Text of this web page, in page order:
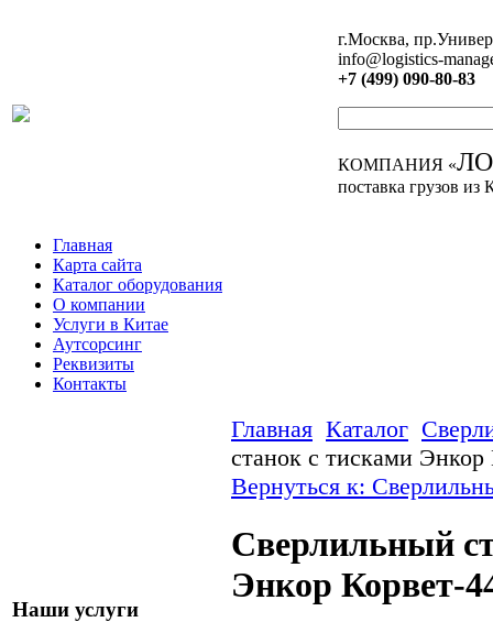
г.Москва,
info@logistics-
+7 (499) 090-80-83
КОМПАНИЯ «
поставка грузов из
Главная
Карта сайта
Каталог оборудования
О компании
Услуги в Китае
Аутсорсинг
Реквизиты
Контакты
Наши услуги
Главная Каталог
станок с тисками Энкор
Вернуться к:
Сверлильный
Энкор Корвет-